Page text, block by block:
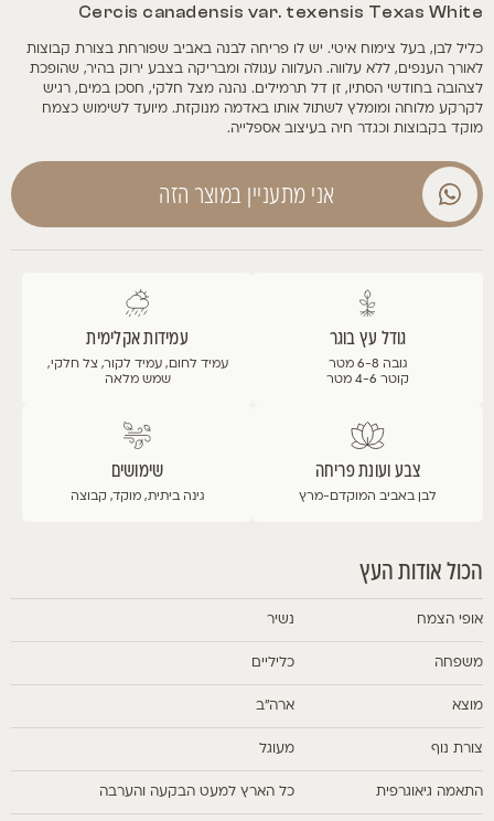
Cercis canadensis var. texensis Texas White
כליל לבן, בעל צימוח איטי. יש לו פריחה לבנה באביב שפורחת בצורת קבוצות
לאורך הענפים, ללא עלווה. העלווה עגולה ומבריקה בצבע ירוק בהיר, שהופכת
לצהובה בחודשי הסתיו, זן דל תרמילים. נהנה מצל חלקי, חסכן במים, רגיש
לקרקע מלוחה ומומלץ לשתול אותו באדמה מנוקזת. מיועד לשימוש כצמח
מוקד בקבוצות וכגדר חיה בעיצוב אספלייה.
אני מתעניין במוצר הזה
גודל עץ בוגר
גובה 6-8 מטר
קוטר 4-6 מטר
עמידות אקלימית
עמיד לחום, עמיד לקור, צל חלקי,
שמש מלאה
צבע ועונת פריחה
לבן באביב המוקדם-מרץ
שימושים
גינה ביתית, מוקד, קבוצה
הכול אודות העץ
אופי הצמח נשיר
משפחה כליליים
מוצא ארה"ב
צורת נוף מעוגל
התאמה גיאוגרפית כל הארץ למעט הבקעה והערבה